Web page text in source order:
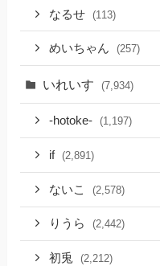
なるせ (113)
めいちゃん (257)
いれいす (7,934)
-hotoke- (1,197)
if (2,891)
ないこ (2,578)
りうら (2,442)
初兎 (2,212)